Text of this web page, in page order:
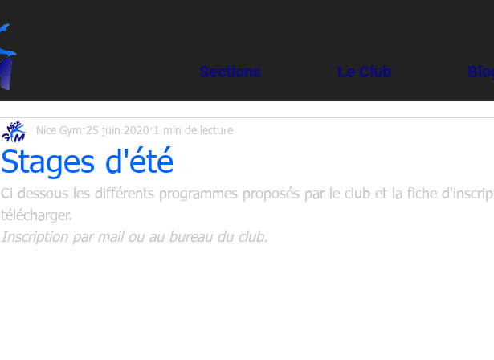
Sections Le Club
Stages d'été
Nice Gym 25 juin 2020 1 min de lecture
Ci dessous les différents programmes proposés par le club et la fiche
télécharger.
Inscription par mail ou au bureau du club.